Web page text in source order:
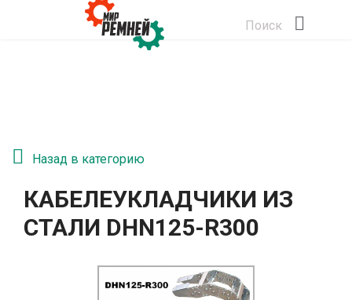
Поиск
Назад в категорию
КАБЕЛЕУКЛАДЧИКИ ИЗ
СТАЛИ DHN125-R300